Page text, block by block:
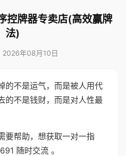
控牌器专卖店(高效赢牌
法)
2026年08月10日
的不是运气，而是被人用代
的不是钱财，而是对人性最
要帮助，想获取一对一指
随时交流 。